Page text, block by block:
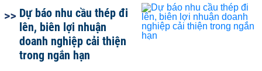
Dự báo nhu cầu thép đi
lên, biên lợi nhuận
doanh nghiệp cải thiện
trong ngắn hạn